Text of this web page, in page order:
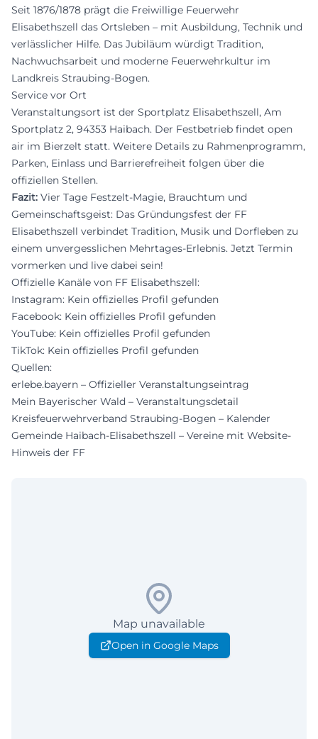
Seit 1876/1878 prägt die Freiwillige Feuerwehr
Elisabethszell das Ortsleben – mit Ausbildung, Technik und
verlässlicher Hilfe. Das Jubiläum würdigt Tradition,
Nachwuchsarbeit und moderne Feuerwehrkultur im
Landkreis Straubing-Bogen.
Service vor Ort
Veranstaltungsort ist der Sportplatz Elisabethszell, Am
Sportplatz 2, 94353 Haibach. Der Festbetrieb findet open
air im Bierzelt statt. Weitere Details zu Rahmenprogramm,
Parken, Einlass und Barrierefreiheit folgen über die
offiziellen Stellen.
Fazit: Vier Tage Festzelt-Magie, Brauchtum und
Gemeinschaftsgeist: Das Gründungsfest der FF
Elisabethszell verbindet Tradition, Musik und Dorfleben zu
einem unvergesslichen Mehrtages-Erlebnis. Jetzt Termin
vormerken und live dabei sein!
Offizielle Kanäle von FF Elisabethszell:
Instagram: Kein offizielles Profil gefunden
Facebook: Kein offizielles Profil gefunden
YouTube: Kein offizielles Profil gefunden
TikTok: Kein offizielles Profil gefunden
Quellen:
erlebe.bayern – Offizieller Veranstaltungseintrag
Mein Bayerischer Wald – Veranstaltungsdetail
Kreisfeuerwehrverband Straubing-Bogen – Kalender
Gemeinde Haibach-Elisabethszell – Vereine mit Website-
Hinweis der FF
Map unavailable
Open in Google Maps